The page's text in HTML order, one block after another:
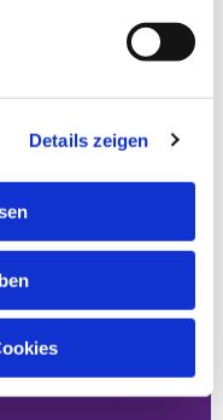
Details zeigen
DER